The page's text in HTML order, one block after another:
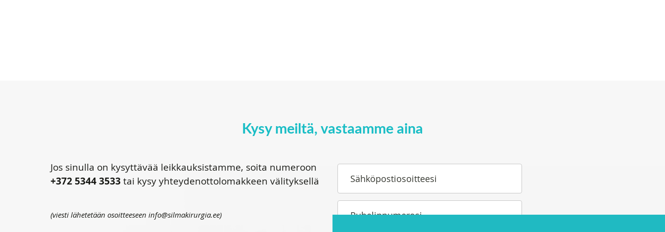
Kysy meiltä, vastaamme aina
Jos sinulla on kysyttävää leikkauksistamme, soita numeroon
+372 5344 3533 tai kysy yhteydenottolomakkeen välityksellä
(viesti lähetetään osoitteeseen info@silmakirurgia.ee)
Sähköpostiosoitteesi
Puhelinnumerosi